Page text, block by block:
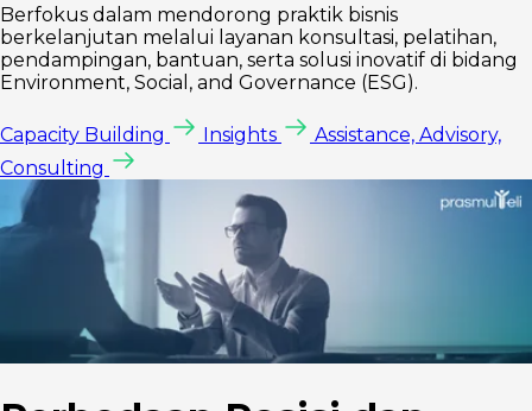
Berfokus dalam mendorong praktik bisnis
berkelanjutan melalui layanan konsultasi, pelatihan,
pendampingan, bantuan, serta solusi inovatif di bidang
Environment, Social, and Governance (ESG).
Capacity Building Insights
Assistance, Advisory,
Consulting